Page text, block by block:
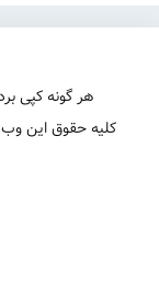
هر گونه کپی
کلیه حقوق این